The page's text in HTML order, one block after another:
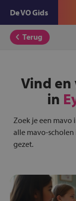
De VO Gids
Terug
Vind
in
Zoek je een mavo
alle mavo-
gezet.